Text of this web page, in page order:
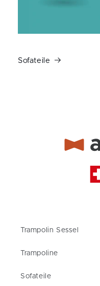
Sofateile
Trampolin Sessel
Trampoline
Sofateile